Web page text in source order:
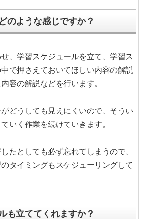
のような感じですか？
、学習スケジュールを立て、学習ス
で押さえておいてほしい内容の解説
容の解説などを行います。
どうしても見えにくいので、そうい
いく作業を続けていきます。
たとしても必ず忘れてしまうので、
タイミングもスケジューリングして
も立ててくれますか？